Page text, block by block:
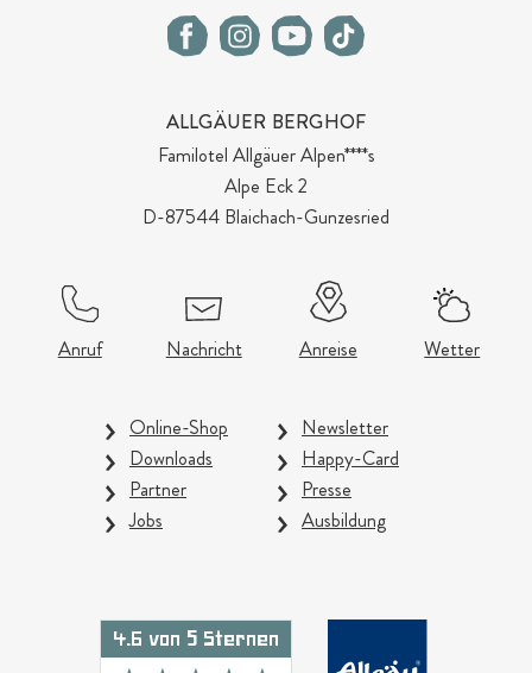
ALLGÄUER BERGHOF
Familotel Allgäuer Alpen****s
Alpe Eck 2
D-87544 Blaichach-Gunzesried
Anruf Nachricht Anreise Wetter
Online-Shop
Newsletter
Downloads
Happy-Card
Partner
Presse
Jobs
Ausbildung
4.6 von 5 Sternen